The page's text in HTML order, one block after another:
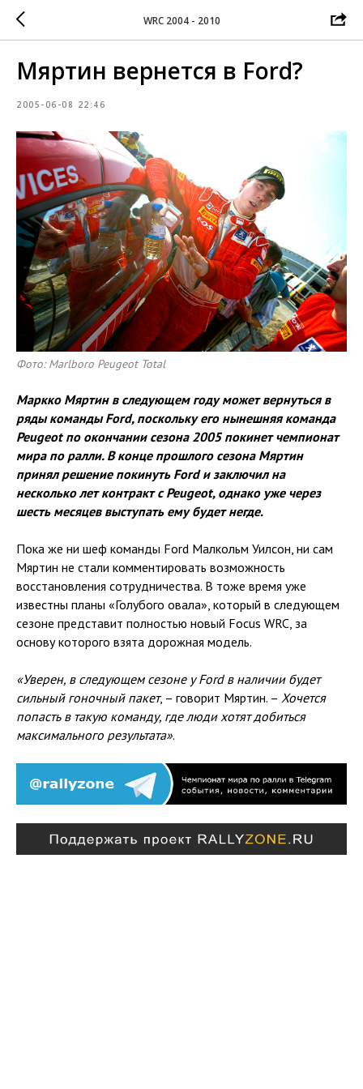
WRC 2004 - 2010
Мяртин вернется в Ford?
2005-06-08 22:46
Фото: Marlboro Peugeot Total
Маркко Мяртин в следующем году может вернуться в
ряды команды Ford, поскольку его нынешняя команда
Peugeot по окончании сезона 2005 покинет чемпионат
мира по ралли. В конце прошлого сезона Мяртин
принял решение покинуть Ford и заключил на
несколько лет контракт с Peugeot, однако уже через
шесть месяцев выступать ему будет негде.
Пока же ни шеф команды Ford Малкольм Уилсон, ни сам
Мяртин не стали комментировать возможность
восстановления сотрудничества. В тоже время уже
известны планы «Голубого овала», который в следующем
сезоне представит полностью новый Focus WRC, за
основу которого взята дорожная модель.
«Уверен, в следующем сезоне у Ford в наличии будет
сильный гоночный пакет, – говорит Мяртин. – Хочется
попасть в такую команду, где люди хотят добиться
максимального результата».